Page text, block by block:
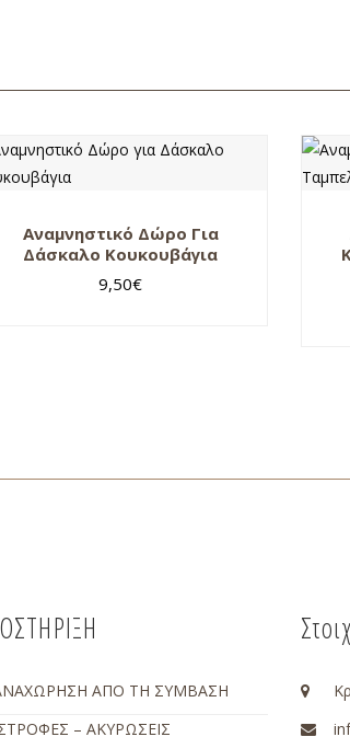
Αναμνηστικό Δώρο Για
Δάσκαλο Κουκουβάγια
9,50€
ΑΠΟ ΤΗ ΣΥΜΒΑΣΗ
– ΑΚΥΡΩΣΕΙΣ